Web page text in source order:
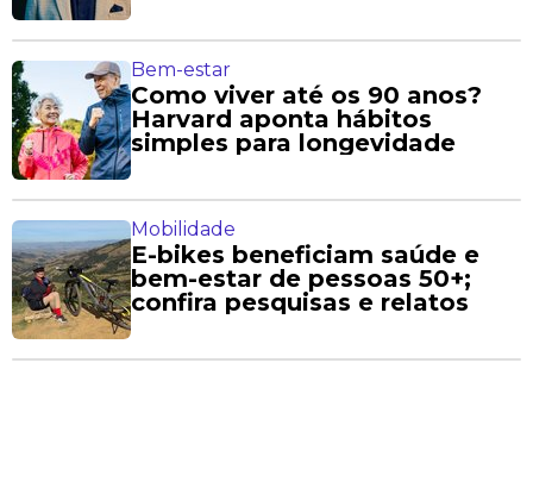
Bem-estar
Como viver até os 90 anos?
Harvard aponta hábitos
simples para longevidade
Mobilidade
E-bikes beneficiam saúde e
bem-estar de pessoas 50+;
confira pesquisas e relatos